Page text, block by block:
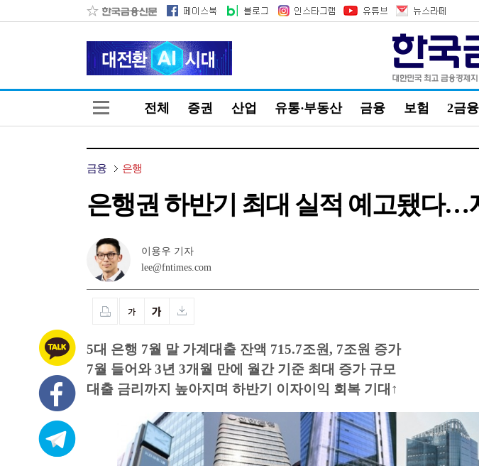
전체 증권 산업 유통·부동산 금융 보험 2금융
금융 은행
은행권 하반기 최대 실적 예고됐다…
이용우 기자
lee@fntimes.com
5대 은행 7월 말 가계대출 잔액 715.7조원, 7조원 증가
7월 들어와 3년 3개월 만에 월간 기준 최대 증가 규모
대출 금리까지 높아지며 하반기 이자이익 회복 기대↑